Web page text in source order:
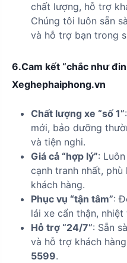
chất lượng, hỗ trợ
Chúng tôi luôn sẵn
và hỗ trợ bạn trong
6.Cam kết “chắc như
Xeghephaiphong.vn
Chất lượng xe “số 1”
mới, bảo dưỡng
và tiện nghi.
Giá cả “hợp lý”:
cạnh tranh nhất,
khách hàng.
Phục vụ “tận tâm”:
lái xe cẩn thận,
Hỗ trợ “24/7”: Sẵn
và hỗ trợ khách
5599.